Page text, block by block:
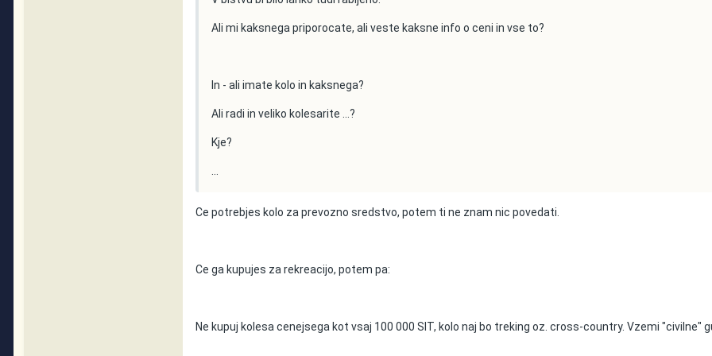
Ali mi kaksnega priporocate, ali veste kaksne info o ceni in vse to?
In - ali imate kolo in kaksnega?
Ali radi in veliko kolesarite ...?
Kje?
Ce potrebjes kolo za prevozno sredstvo, potem ti ne znam nic povedati.
Ce ga kupujes za rekreacijo, potem pa:
Ne kupuj kolesa cenejsega kot vsaj 100 000 SIT, kolo naj bo treking oz. cross-country. Vzemi "civilne"